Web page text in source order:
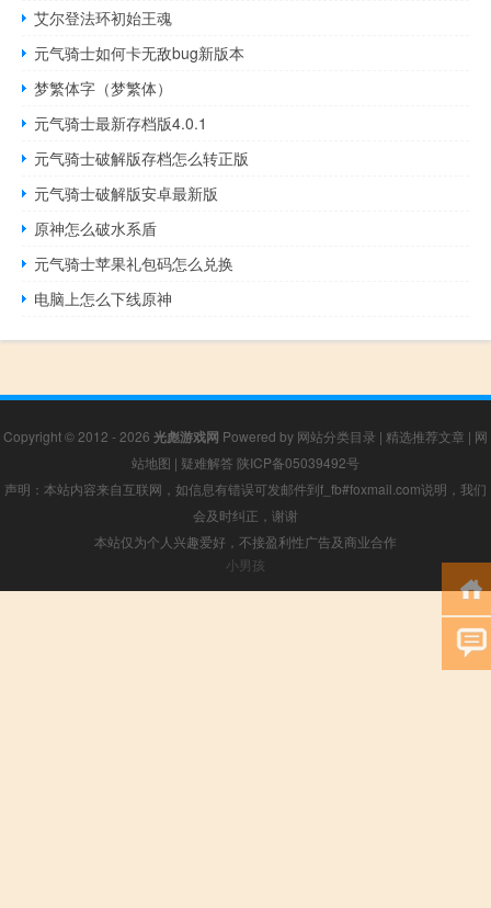
艾尔登法环初始王魂
元气骑士如何卡无敌bug新版本
梦繁体字（梦繁体）
元气骑士最新存档版4.0.1
元气骑士破解版存档怎么转正版
元气骑士破解版安卓最新版
原神怎么破水系盾
元气骑士苹果礼包码怎么兑换
电脑上怎么下线原神
Copyright © 2012 - 2026 光彪游戏网 Powered by 网站分类目录 | 精选推荐文章 | 网
站地图 | 疑难解答 陕ICP备05039492号
声明：本站内容来自互联网，如信息有错误可发邮件到f_fb#foxmail.com说明，我们
会及时纠正，谢谢
本站仅为个人兴趣爱好，不接盈利性广告及商业合作
小男孩